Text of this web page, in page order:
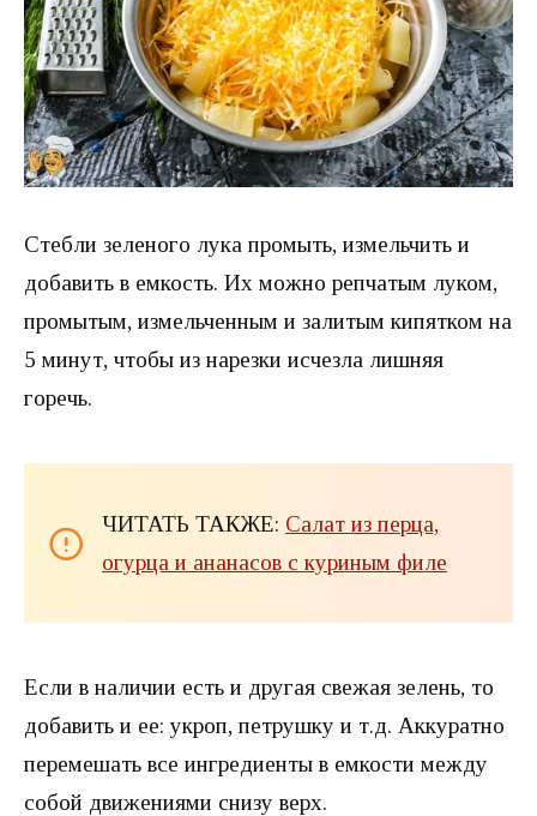
Стебли зеленого лука промыть, измельчить и
добавить в емкость. Их можно репчатым луком,
промытым, измельченным и залитым кипятком на
5 минут, чтобы из нарезки исчезла лишняя
горечь.
ЧИТАТЬ ТАКЖЕ: Салат из перца,
огурца и ананасов с куриным филе
Если в наличии есть и другая свежая зелень, то
добавить и ее: укроп, петрушку и т.д. Аккуратно
перемешать все ингредиенты в емкости между
собой движениями снизу верх.